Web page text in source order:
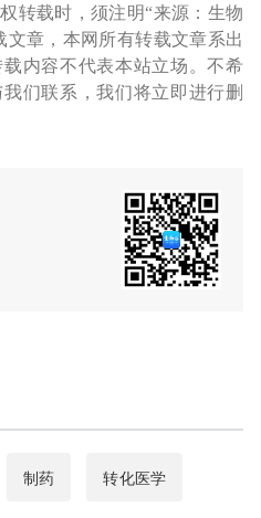
转载时，须注明“来源：生物
章，本网所有转载文章系出
内容不代表本站立场。不希
们联系，我们将立即进行删
制药 转化医学